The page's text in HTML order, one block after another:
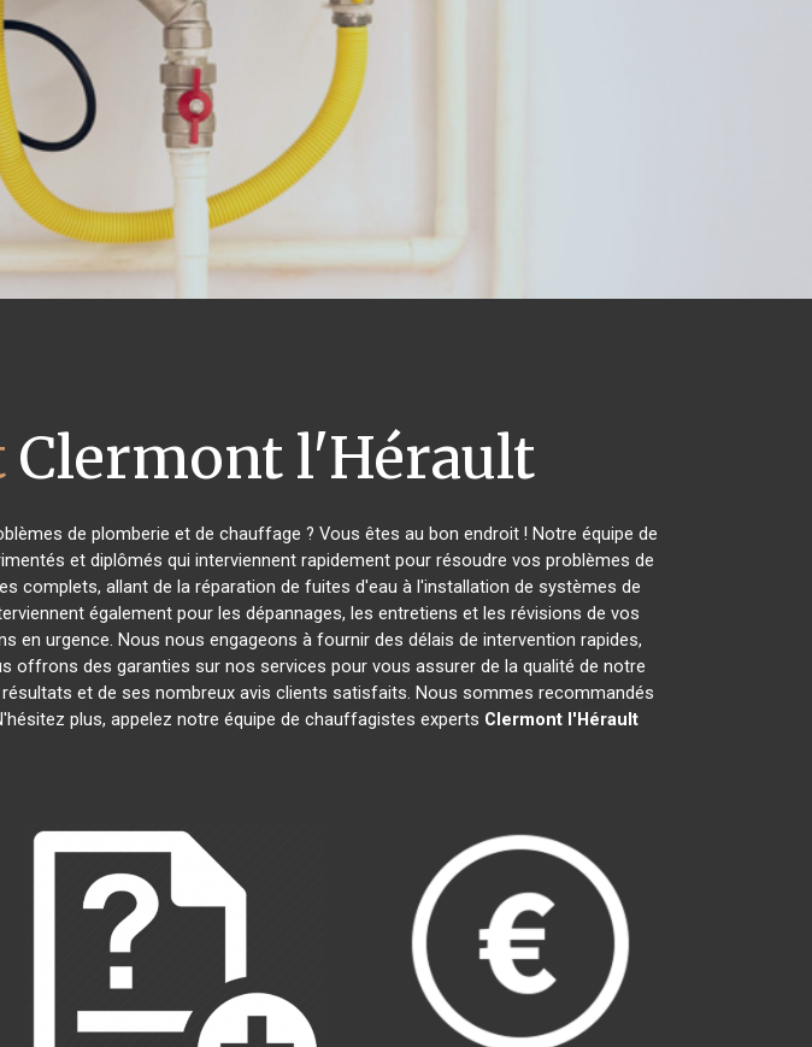
Clermont l'Hérault
de plomberie et de chauffage ? Vous êtes au bon endroit ! Notre équipe de
et diplômés qui interviennent rapidement pour résoudre vos problèmes de
complets, allant de la réparation de fuites d'eau à l'installation de systèmes de
également pour les dépannages, les entretiens et les révisions de vos
urgence. Nous nous engageons à fournir des délais de intervention rapides,
des garanties sur nos services pour vous assurer de la qualité de notre
et de ses nombreux avis clients satisfaits. Nous sommes recommandés
plus, appelez notre équipe de chauffagistes experts Clermont l'Hérault